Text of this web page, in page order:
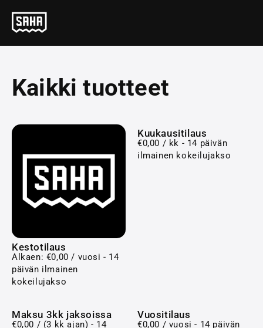
Kaikki tuotteet
Kestotilaus
Alkaen: €0,00 / vuosi - 14
päivän ilmainen
kokeilujakso
Kuukausitilaus
€0,00 / kk - 14 päivän
ilmainen kokeilujakso
Maksu 3kk jaksoissa
€0,00 / (3 kk ajan) - 14
Vuositilaus
€0,00 / vuosi - 14 päivän